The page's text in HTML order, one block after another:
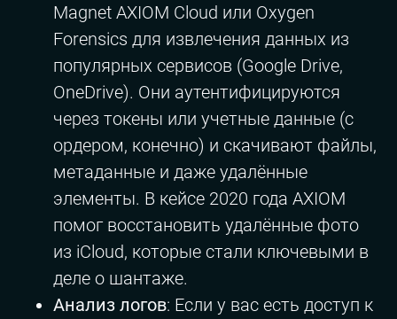
Magnet AXIOM Cloud или Oxygen
Forensics для извлечения данных из
популярных сервисов (Google Drive,
OneDrive). Они аутентифицируются
через токены или учетные данные (с
ордером, конечно) и скачивают файлы,
метаданные и даже удалённые
элементы. В кейсе 2020 года AXIOM
помог восстановить удалённые фото
из iCloud, которые стали ключевыми в
деле о шантаже.
Анализ логов: Если у вас есть доступ к